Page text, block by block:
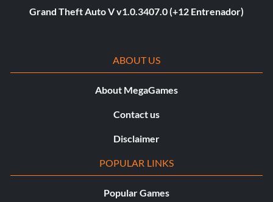
Grand Theft Auto V v1.0.3407.0 (+12 Entrenador)
ABOUT US
About MegaGames
Contact us
Disclaimer
POPULAR LINKS
Popular Games